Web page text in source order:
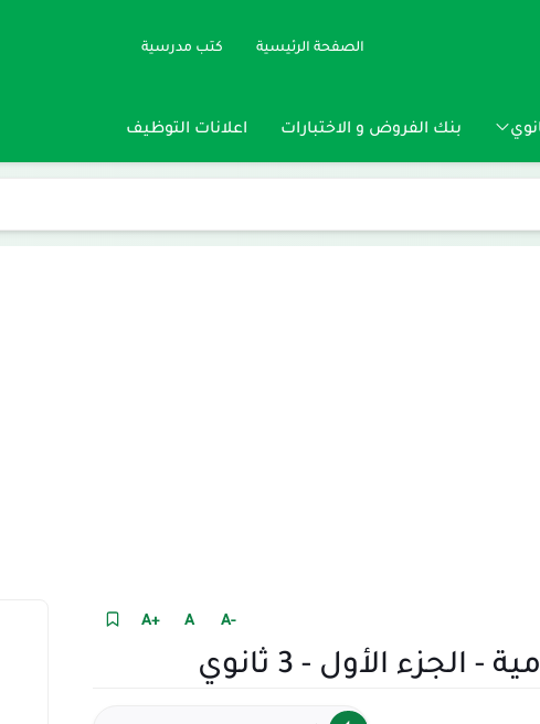
الصفحة الرئيسية كتب مدرسية
بنك الفروض و الاختبارات اعلانات التوظيف
+A A -A
الأول - 3 ثانوي